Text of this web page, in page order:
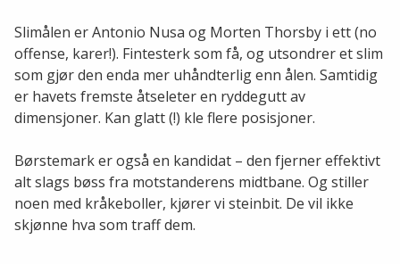
Slimålen er Antonio Nusa og Morten Thorsby i ett (no
offense, karer!). Fintesterk som få, og utsondrer et slim
som gjør den enda mer uhåndterlig enn ålen. Samtidig
er havets fremste åtseleter en ryddegutt av
dimensjoner. Kan glatt (!) kle flere posisjoner.
Børstemark er også en kandidat – den fjerner effektivt
alt slags bøss fra motstanderens midtbane. Og stiller
noen med kråkeboller, kjører vi steinbit. De vil ikke
skjønne hva som traff dem.